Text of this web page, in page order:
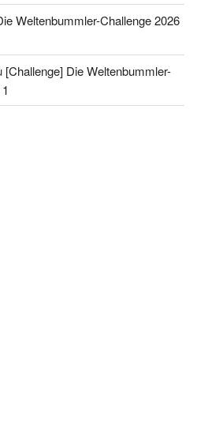
Weltenbummler-Challenge 2026
[Challenge] Die Weltenbummler-